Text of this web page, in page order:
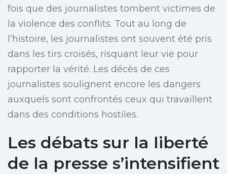
fois que des journalistes tombent victimes de
la violence des conflits. Tout au long de
l’histoire, les journalistes ont souvent été pris
dans les tirs croisés, risquant leur vie pour
rapporter la vérité. Les décès de ces
journalistes soulignent encore les dangers
auxquels sont confrontés ceux qui travaillent
dans des conditions hostiles.
Les débats sur la liberté
de la presse s’intensifient